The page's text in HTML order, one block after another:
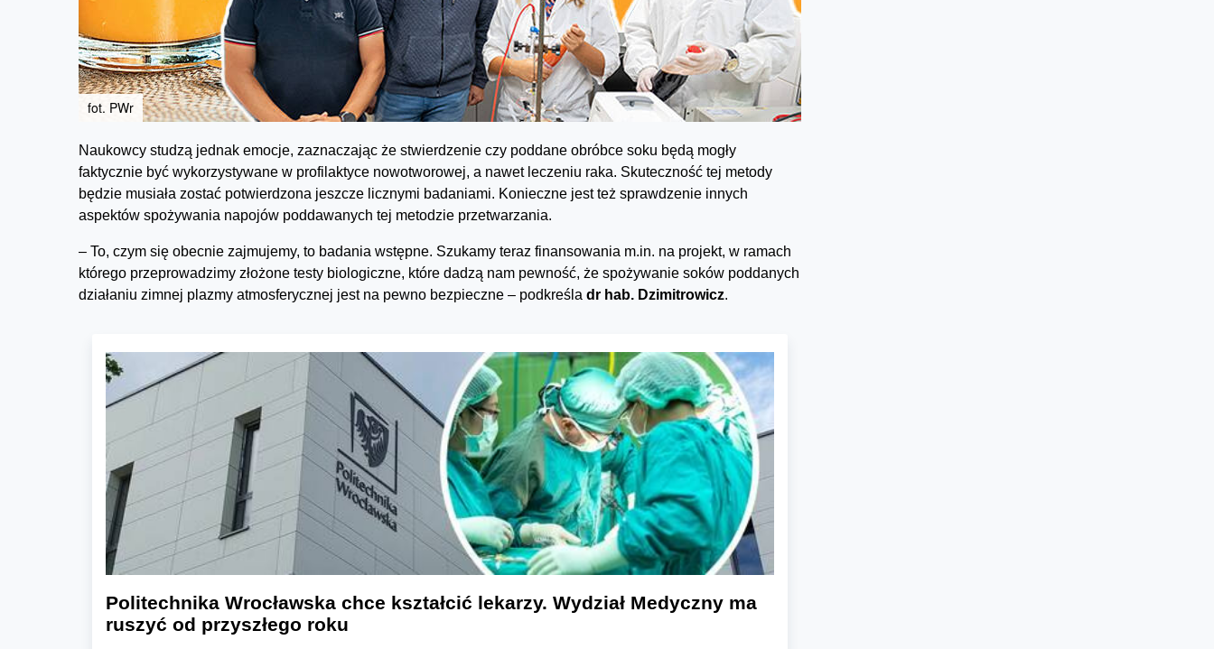
fot. PWr
Naukowcy studzą jednak emocje, zaznaczając że stwierdzenie czy poddane obróbce soku będą mogły
faktycznie być wykorzystywane w profilaktyce nowotworowej, a nawet leczeniu raka. Skuteczność tej metody
będzie musiała zostać potwierdzona jeszcze licznymi badaniami. Konieczne jest też sprawdzenie innych
aspektów spożywania napojów poddawanych tej metodzie przetwarzania.
– To, czym się obecnie zajmujemy, to badania wstępne. Szukamy teraz finansowania m.in. na projekt, w ramach
którego przeprowadzimy złożone testy biologiczne, które dadzą nam pewność, że spożywanie soków poddanych
działaniu zimnej plazmy atmosferycznej jest na pewno bezpieczne – podkreśla dr hab. Dzimitrowicz.
Politechnika Wrocławska chce kształcić lekarzy. Wydział Medyczny ma
ruszyć od przyszłego roku